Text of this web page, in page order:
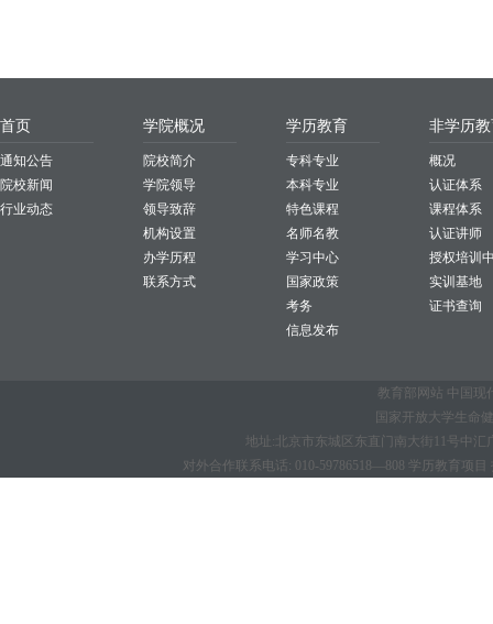
首页
通知公告
院校新闻
行业动态
学院概况
院校简介
学院领导
领导致辞
机构设置
办学历程
联系方式
学历教育
专科专业
本科专业
特色课程
名师名教
学习中心
国家政策
考务
信息发布
非学历
概况
认证体系
课程体系
认证讲师
授权培训
实训基地
证书查询
教育部网站 中国现
国家开放大学生命
地址:北京市东城区东直门南大街11号中汇
对外合作联系电话: 010-59786518—808 学历教育项